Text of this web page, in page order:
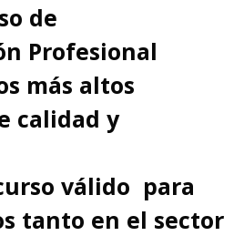
de
Profesional
más altos
calidad y
válido para
tanto en el sector